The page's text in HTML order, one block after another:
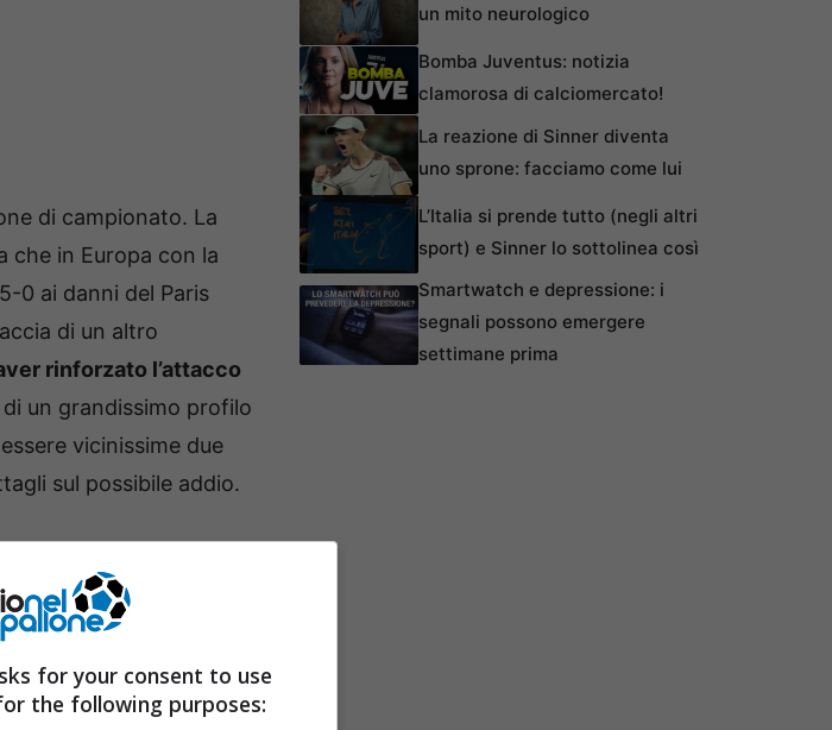
di campionato. La
che in Europa con la
0 ai danni del Paris
di un altro
rinforzato l’attacco
un grandissimo profilo
vicinissime due
sul possibile addio.
un mito neurologico
Bomba Juventus: notizia
clamorosa di calciomercato!
La reazione di Sinner diventa
uno sprone: facciamo come lui
L’Italia si prende tutto (negli altri
sport) e Sinner lo sottolinea così
Smartwatch e depressione: i
segnali possono emergere
settimane prima
for your consent to use
the following purposes: